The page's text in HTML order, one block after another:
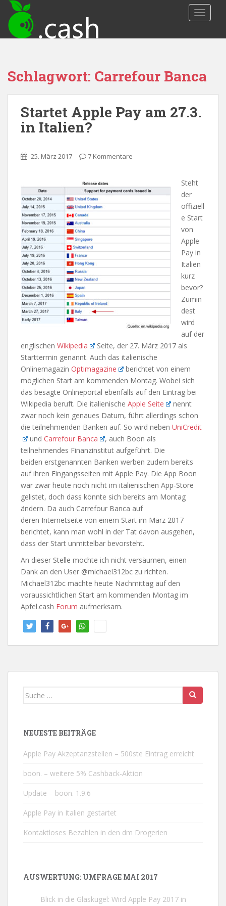
p
Schlagwort: Carrefour Banca
Startet Apple Pay am 27.3.
in Italien?
25. März 2017 7 Kommentare
Steht
der
offiziell
e Start
von
Apple
Pay in
Italien
kurz
bevor?
Zumin
dest
wird
auf der
englischen Wikipedia
Seite, der 27. März 2017 als
Starttermin genannt. Auch das italienische
Onlinemagazin Optimagazine
berichtet von einem
möglichen Start am kommenden Montag. Wobei sich
das besagte Onlineportal ebenfalls auf den Eintrag bei
Wikipedia beruft. Die italienische Apple Seite
nennt
zwar noch kein genaues Datum, führt allerdings schon
die teilnehmenden Banken auf. So wird neben UniCredit
undCarrefour Banca
, auch Boon als
teilnehmendes Finanzinstitut aufgeführt. Die
beiden erstgenannten Banken werben zudem bereits
auf ihren Eingangsseiten mit Apple Pay. Die App Boon
war zwar heute noch nicht im italienischen App-Store
gelistet, doch dass könnte sich bereits am Montag
ändern. Da auch Carrefour Banca auf
deren Internetseite von einem Start im März 2017
berichtet, kann man wohl in der Tat davon ausgehen,
dass der Start unmittelbar bevorsteht.
An dieser Stelle möchte ich nicht versäumen, einen
Dank an den User @michael312bc zu richten.
Michael312bc machte heute Nachmittag auf den
voraussichtlichen Start am kommenden Montag im
Apfel.cash Forum aufmerksam.
Suche nach:
NEUESTE BEITRÄGE
Apple Pay Akzeptanzstellen – 500ste Eintrag erreicht
boon. – weitere 5% Cashback-Aktion
Update – boon. 1.9.6
Apple Pay in Italien gestartet
Kontaktloses Bezahlen in den dm Drogerien
AUSWERTUNG: UMFRAGE MAI 2017
Blick in die Glaskugel: Wird Apple Pay 2017 in